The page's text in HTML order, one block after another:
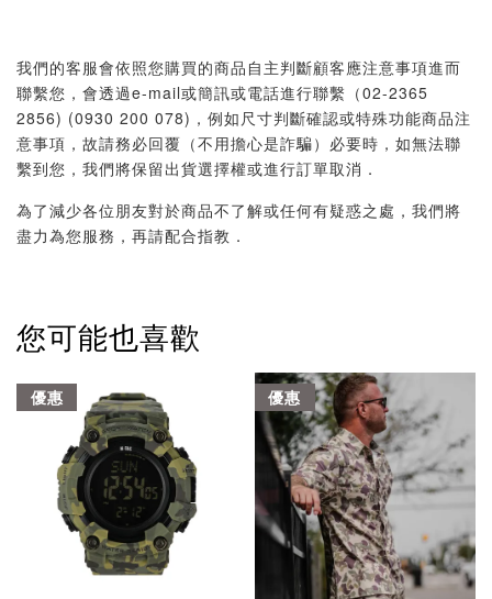
我們的客服會依照您購買的商品自主判斷顧客應注意事項進而
聯繫您，會透過e-mail或簡訊或電話進行聯繫（02-2365
2856) (0930 200 078)，例如尺寸判斷確認或特殊功能商品注
意事項，故請務必回覆（不用擔心是詐騙）必要時，如無法聯
繫到您，我們將保留出貨選擇權或進行訂單取消．
為了減少各位朋友對於商品不了解或任何有疑惑之處，我們將
盡力為您服務，再請配合指教．
您可能也喜歡
優惠 優惠